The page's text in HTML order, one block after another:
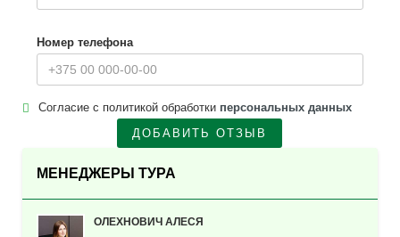
Номер телефона
Согласие с политикой обработки персональных данных
ДОБАВИТЬ ОТЗЫВ
МЕНЕДЖЕРЫ ТУРА
ОЛЕХНОВИЧ АЛЕСЯ